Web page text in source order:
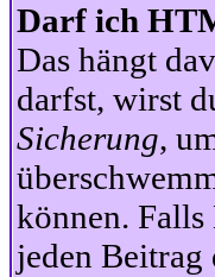
Darf ich
Das hängt
darfst, wirst
Sicherung,
können.
jeden Beitrag